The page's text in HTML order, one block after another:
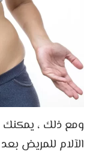
ومع ذلك ، يمكنك
الآلام للمريض